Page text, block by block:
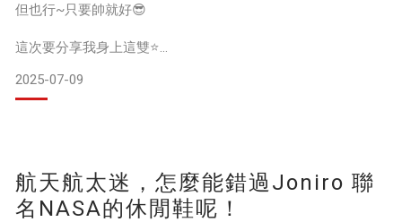
但也行~只要帥就好😎
這次要分享我身上這雙⭐️
多用途提袋】
鞋款主打簡約質感設計
加上精心設計的英文排版字
真的科技感十足👊🏻
2025-07-09
航天航太迷，怎麼能錯過Joniro 聯
名NASA的休閒鞋呢！